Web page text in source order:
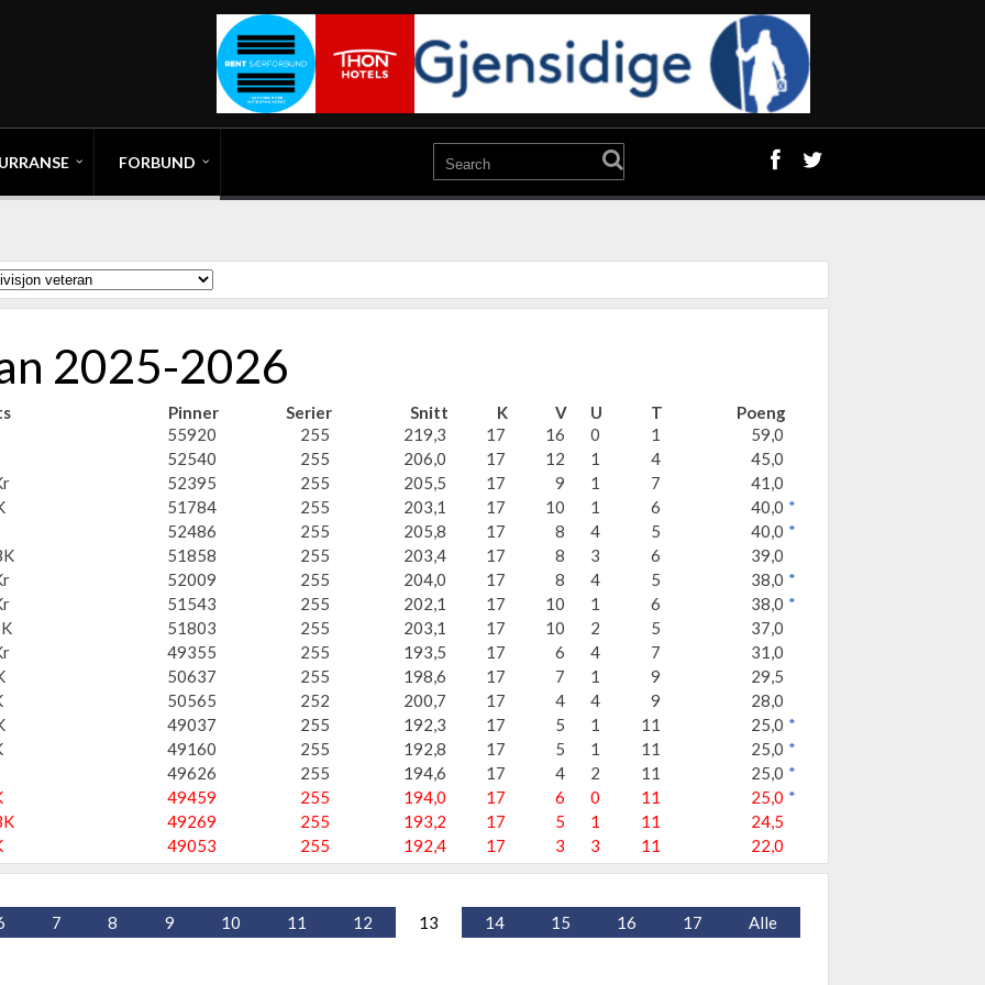
FORBUND
2025-2026
Pinner Serier Snitt K V U T
Poeng
55920
255 219,3 17 16 0 1
59,0
52540
255 206,0 17 12 1 4
45,0
52395 255 205,5 17 9 1 7
41,0
51784 255 203,1 17 10 1 6 40,0 *
52486
255 205,8 17 8 4 5 40,0 *
51858 255 203,4 17 8 3 6
39,0
52009 255 204,0 17 8 4 5 38,0 *
51543 255 202,1 17 10 1 6 38,0 *
51803 255 203,1 17 10 2 5
37,0
49355 255 193,5 17 6 4 7
31,0
50637 255 198,6 17 7 1 9
29,5
50565 252 200,7 17 4 4 9
28,0
49037 255 192,3 17 5 1 11 25,0 *
49160 255 192,8 17 5 1 11 25,0 *
49626
255 194,6 17 4 2 11 25,0 *
49459 255 194,0 17 6 0 11 25,0 *
49269 255 193,2 17 5 1 11
24,5
49053 255 192,4 17 3 3 11 22,0
7 8 9 10 11 12 13 14 15 16 17 Alle